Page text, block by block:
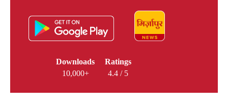
Downloads
10,000+
Ratings
4.4 / 5